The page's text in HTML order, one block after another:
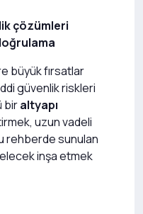
çözümleri
büyük fırsatlar
güvenlik riskleri
biraltyapı
uzun vadeli
rehberde sunulan
inşa etmek